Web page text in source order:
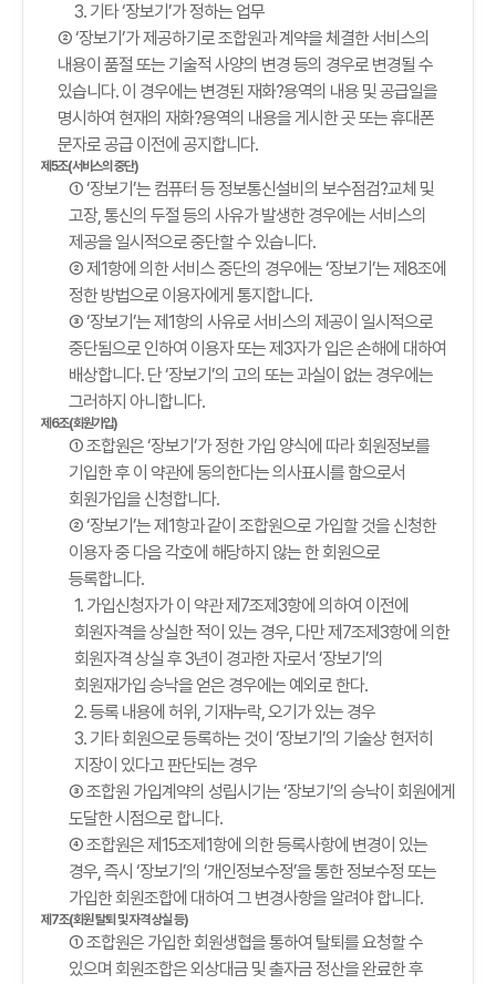
3. 기타 ‘장보기’가 정하는 업무
② ‘장보기’가 제공하기로 조합원과 계약을 체결한 서비스의
내용이 품절 또는 기술적 사양의 변경 등의 경우로 변경될 수
있습니다. 이 경우에는 변경된 재화?용역의 내용 및 공급일을
명시하여 현재의 재화?용역의 내용을 게시한 곳 또는 휴대폰
문자로 공급 이전에 공지합니다.
제5조(서비스의 중단)
① ‘장보기’는 컴퓨터 등 정보통신설비의 보수점검?교체 및
고장, 통신의 두절 등의 사유가 발생한 경우에는 서비스의
제공을 일시적으로 중단할 수 있습니다.
② 제1항에 의한 서비스 중단의 경우에는 ‘장보기’는 제8조에
정한 방법으로 이용자에게 통지합니다.
③ ‘장보기’는 제1항의 사유로 서비스의 제공이 일시적으로
중단됨으로 인하여 이용자 또는 제3자가 입은 손해에 대하여
배상합니다. 단 ‘장보기’의 고의 또는 과실이 없는 경우에는
그러하지 아니합니다.
제6조(회원가입)
① 조합원은 ‘장보기’가 정한 가입 양식에 따라 회원정보를
기입한 후 이 약관에 동의한다는 의사표시를 함으로서
회원가입을 신청합니다.
② ‘장보기’는 제1항과 같이 조합원으로 가입할 것을 신청한
이용자 중 다음 각호에 해당하지 않는 한 회원으로
등록합니다.
1. 가입신청자가 이 약관 제7조제3항에 의하여 이전에
회원자격을 상실한 적이 있는 경우, 다만 제7조제3항에 의한
회원자격 상실 후 3년이 경과한 자로서 ‘장보기’의
회원재가입 승낙을 얻은 경우에는 예외로 한다.
2. 등록 내용에 허위, 기재누락, 오기가 있는 경우
3. 기타 회원으로 등록하는 것이 ‘장보기’의 기술상 현저히
지장이 있다고 판단되는 경우
③ 조합원 가입계약의 성립시기는 ‘장보기’의 승낙이 회원에게
도달한 시점으로 합니다.
④ 조합원은 제15조제1항에 의한 등록사항에 변경이 있는
경우, 즉시 ‘장보기’의 ‘개인정보수정’을 통한 정보수정 또는
가입한 회원조합에 대하여 그 변경사항을 알려야 합니다.
제7조(회원 탈퇴 및 자격 상실 등)
① 조합원은 가입한 회원생협을 통하여 탈퇴를 요청할 수
있으며 회원조합은 외상대금 및 출자금 정산을 완료한 후